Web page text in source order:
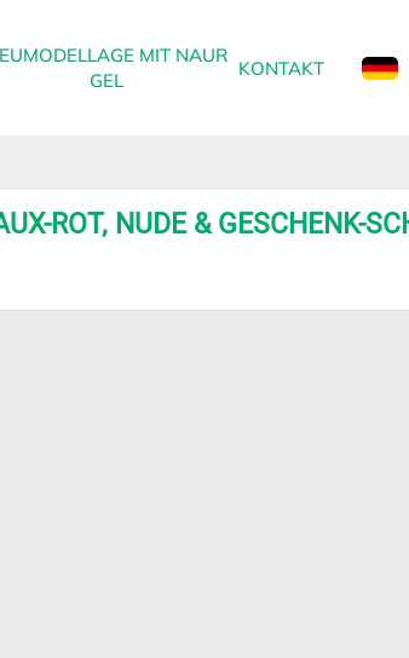
MIT NAUR
GEL
KONTAKT
ROT, NUDE & GESCHENK-